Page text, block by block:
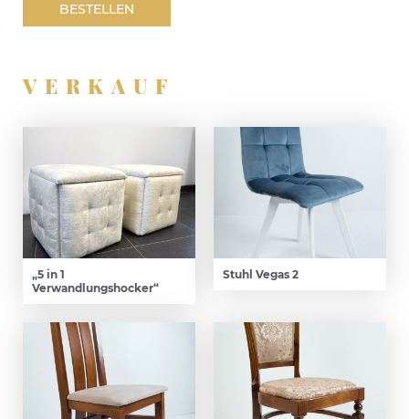
BESTELLEN
VERKAUF
„5 in 1
Verwandlungshocker“
Stuhl Vegas 2